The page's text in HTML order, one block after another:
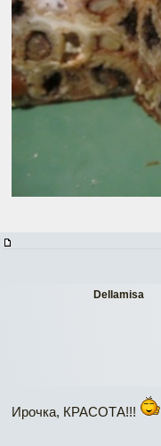
Dellamisa
Ирочка, КРАСОТА!!!